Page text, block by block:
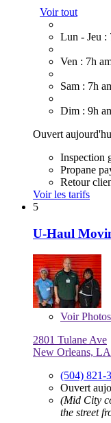
Voir tout
Lun - Jeu :
Ven : 7h
Sam : 7h
Dim : 9h
Ouvert
Inspection
Propane
Retour
Voir les tarifs
5
U-Haul
VoirPhotos
2801 Tulane Ave
New Orleans,
(504) 821-
Ouvert
(Mid City
the street